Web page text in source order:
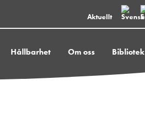
Aktuellt
Hållbarhet Om oss Bibliotek